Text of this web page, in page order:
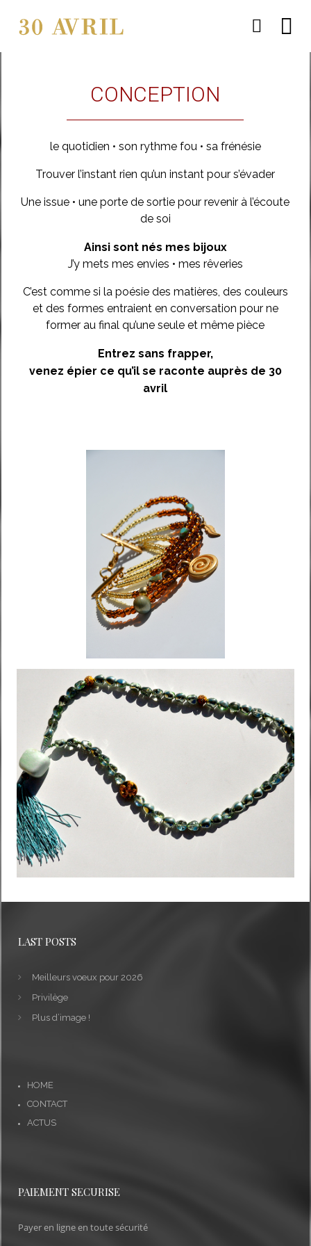
21
2025
VOEUX
POUR 2026
6
2023
21
2019
D’IMAGE !
8
2018
8
2018
MARIAGE
CONCEPTION
le quotidien • son rythme fou • sa frénésie
Trouver l’instant rien qu’un instant pour s’évader
Une issue • une porte de sortie pour revenir à l’écoute
de soi
Ainsi sont nés mes bijoux
J’y mets mes envies • mes rêveries
C’est comme si la poésie des matières, des couleurs
et des formes entraient en conversation pour ne
former au final qu’une seule et même pièce
Entrez sans frapper,
venez épier ce qu’il se raconte auprès de 30
avril
LAST POSTS
Meilleurs voeux pour 2026
Privilège
Plus d’image !
HOME
CONTACT
ACTUS
PAIEMENT SECURISE
Payer en ligne en toute sécurité